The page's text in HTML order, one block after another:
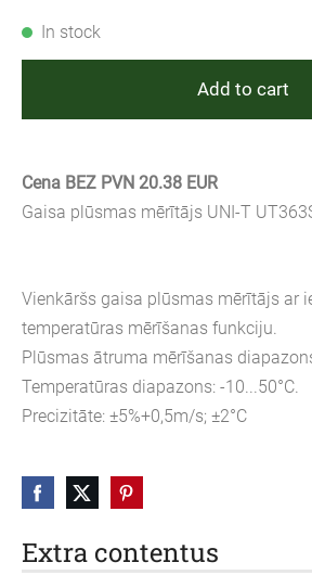
Extra contentus
In stock
Add to cart
Cena BEZ PVN 20.38 EUR
Gaisa plūsmas mērītājs UNI-T
Vienkāršs gaisa plūsmas mērītājs ar
temperatūras mērīšanas funkciju.
Plūsmas ātruma mērīšanas
Temperatūras diapazons: -10...50°C.
Precizitāte: ±5%+0,5m/s; ±2°C